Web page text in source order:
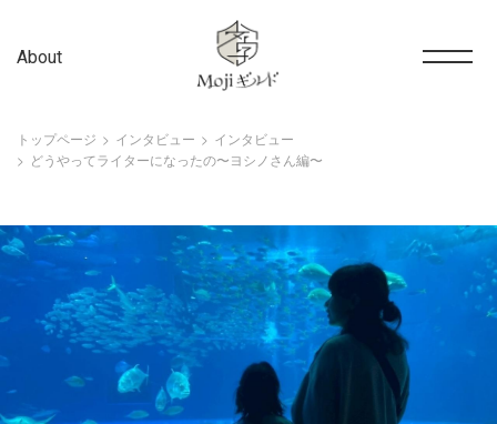
About
トップページ インタビュー
インタビュー
どうやってライターになったの〜ヨシノさん編〜